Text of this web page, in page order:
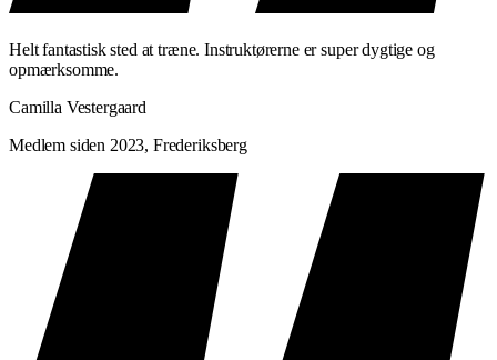
Helt fantastisk sted at træne. Instruktørerne er super dygtige og
opmærksomme.
Camilla Vestergaard
Medlem siden 2023, Frederiksberg